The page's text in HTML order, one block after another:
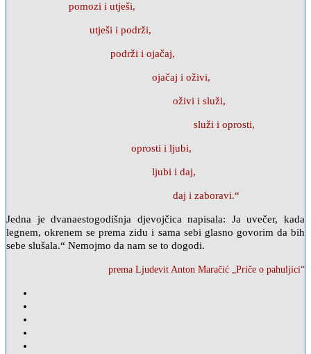
pomozi i utješi,
utješi i podrži,
podrži i ojačaj,
ojačaj i oživi,
oživi i služi,
služi i oprosti,
oprosti i ljubi,
ljubi i daj,
daj i zaboravi.“
Jedna je dvanaestogodišnja djevojčica napisala: Ja uvečer, kada
legnem, okrenem se prema zidu i sama sebi glasno govorim da bih
sebe slušala.“ Nemojmo da nam se to dogodi.
prema Ljudevit Anton Maračić „Priče o pahuljici“